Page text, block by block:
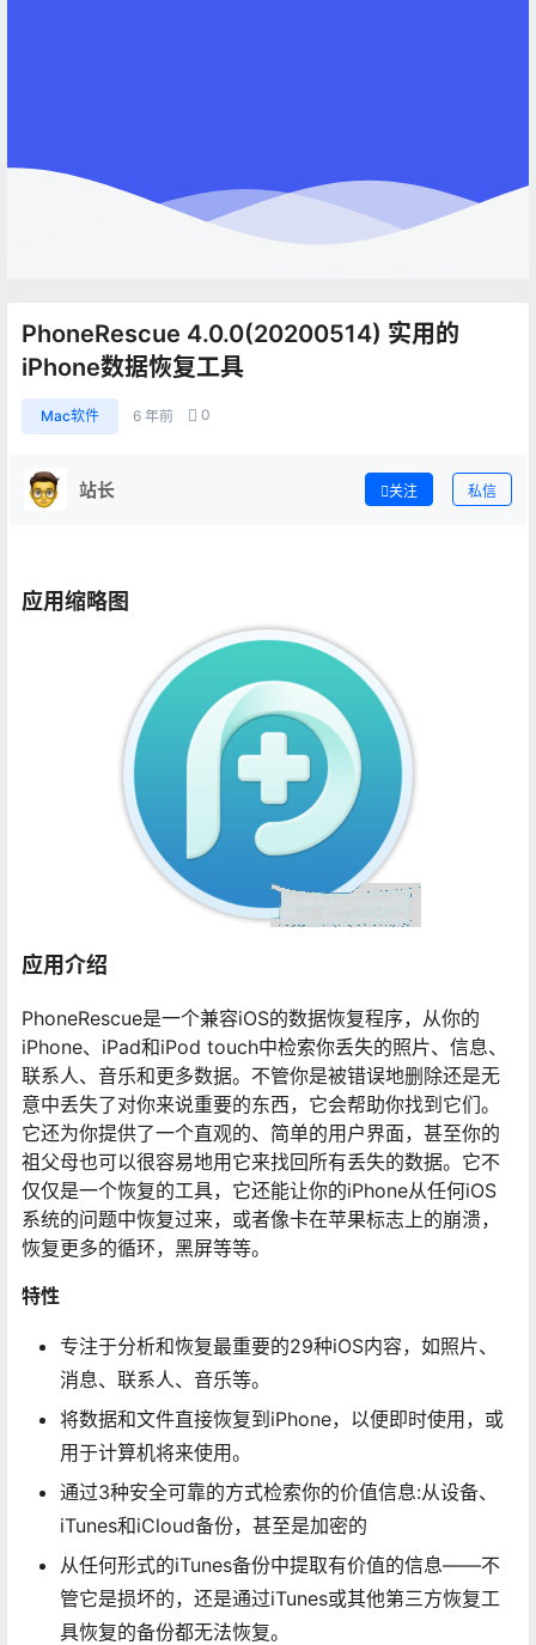
PhoneRescue 4.0.0(20200514) 实用的
iPhone数据恢复工具
Mac软件 6 年前 0
站长 关注 私信
应用缩略图
应用介绍
PhoneRescue是一个兼容iOS的数据恢复程序，从你的
iPhone、iPad和iPod touch中检索你丢失的照片、信息、
联系人、音乐和更多数据。不管你是被错误地删除还是无
意中丢失了对你来说重要的东西，它会帮助你找到它们。
它还为你提供了一个直观的、简单的用户界面，甚至你的
祖父母也可以很容易地用它来找回所有丢失的数据。它不
仅仅是一个恢复的工具，它还能让你的iPhone从任何iOS
系统的问题中恢复过来，或者像卡在苹果标志上的崩溃，
恢复更多的循环，黑屏等等。
特性
专注于分析和恢复最重要的29种iOS内容，如照片、
消息、联系人、音乐等。
将数据和文件直接恢复到iPhone，以便即时使用，或
用于计算机将来使用。
通过3种安全可靠的方式检索你的价值信息:从设备、
iTunes和iCloud备份，甚至是加密的
从任何形式的iTunes备份中提取有价值的信息——不
管它是损坏的，还是通过iTunes或其他第三方恢复工
具恢复的备份都无法恢复。